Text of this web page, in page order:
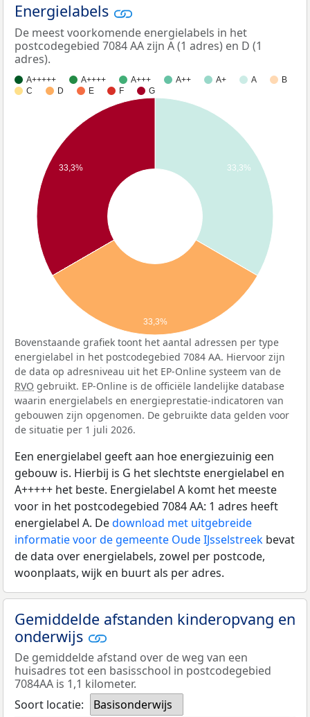
Energielabels
De meest voorkomende energielabels in het
postcodegebied 7084 AA zijn A (1 adres) en D (1
adres).
A+++++ A++++ A+++ A++ A+ A
B
C
D E F G
33,3%
33,3%
33,3%
Bovenstaande grafiek toont het aantal adressen per type
energielabel in het postcodegebied 7084 AA. Hiervoor zijn
de data op adresniveau uit het EP-Online systeem van de
RVO gebruikt. EP-Online is de officiële landelijke database
waarin energielabels en energieprestatie-indicatoren van
gebouwen zijn opgenomen. De gebruikte data gelden voor
de situatie per 1 juli 2026.
Een energielabel geeft aan hoe energiezuinig een
gebouw is. Hierbij is G het slechtste energielabel en
A+++++ het beste. Energielabel A komt het meeste
voor in het postcodegebied 7084 AA: 1 adres heeft
energielabel A. Dedownload met uitgebreide
informatie voor de gemeente Oude IJsselstreek bevat
de data over energielabels, zowel per postcode,
woonplaats, wijk en buurt als per adres.
Gemiddelde afstanden kinderopvang en
onderwijs
De gemiddelde afstand over de weg van een
huisadres tot een basisschool in postcodegebied
7084AA is 1,1 kilometer.
Soort locatie:
Basisonderwijs